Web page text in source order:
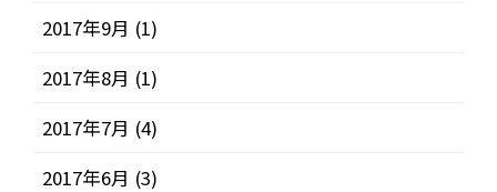
2017年9月 (1)
2017年8月 (1)
2017年7月 (4)
2017年6月 (3)